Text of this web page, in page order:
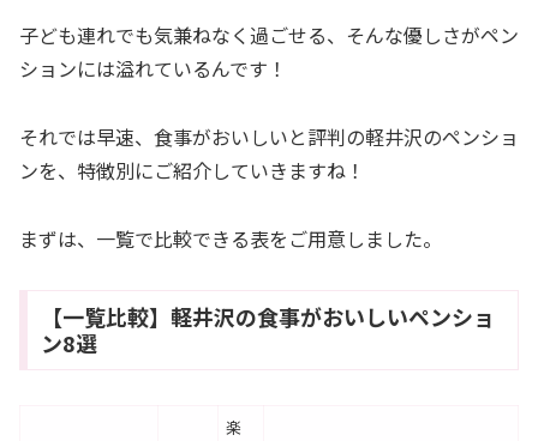
子ども連れでも気兼ねなく過ごせる、そんな優しさがペン
ションには溢れているんです！
それでは早速、食事がおいしいと評判の軽井沢のペンショ
ンを、特徴別にご紹介していきますね！
まずは、一覧で比較できる表をご用意しました。
【一覧比較】軽井沢の食事がおいしいペンショ
ン8選
楽